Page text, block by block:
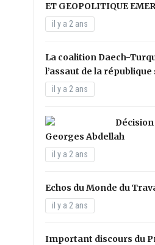
ET GEOPOLITIQUE
il y a 2 ans
La coalition Daech-
l’assaut de la
il y a 2 ans
Georges Abdellah
il y a 2 ans
Echos du Monde du
il y a 2 ans
Important discours du